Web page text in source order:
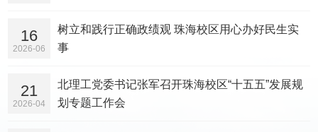
16
2026-06
树立和践行正确政绩观 珠海校区用心办好民生实
事
21
2026-04
北理工党委书记张军召开珠海校区“十五五”发展规
划专题工作会